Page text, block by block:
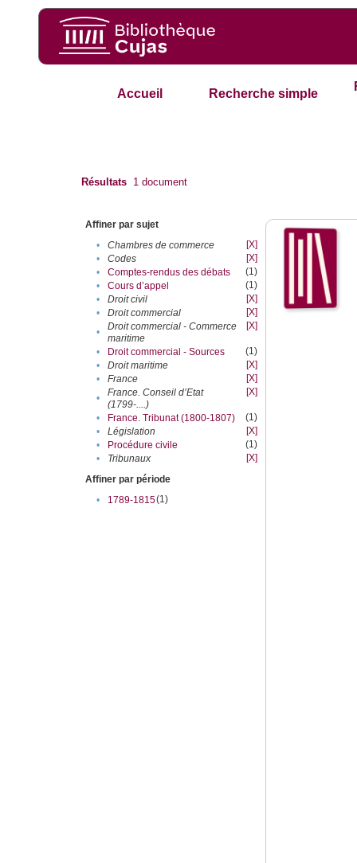
Accueil Recherche simple
Résultats 1 document
Affiner par sujet
•
Chambres de commerce
[X]
•
Codes
[X]
•
Comptes-rendus des débats
(1)
•
Cours d’appel
(1)
•
Droit civil
[X]
•
Droit commercial
[X]
•
Droit commercial - Commerce
maritime
[X]
• Droit commercial - Sources
(1)
•
Droit maritime
[X]
•
France
[X]
•
France. Conseil d’Etat
(1799-....)
[X]
• France. Tribunat (1800-1807)
(1)
•
Législation
[X]
•
Procédure civile
(1)
•
Tribunaux
[X]
Affiner par période
•
1789-1815(1)